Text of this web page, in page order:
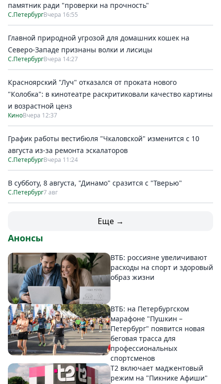
памятник ради "проверки на прочность"
С.ПетербургВчера 16:55
Главной природной угрозой для домашних кошек на
Северо-Западе признаны волки и лисицы
С.ПетербургВчера 14:27
Красноярский "Луч" отказался от проката нового
"Колобка": в кинотеатре раскритиковали качество картины
и возрастной ценз
КиноВчера 12:37
График работы вестибюля "Чкаловской" изменится с 10
августа из-за ремонта эскалаторов
С.ПетербургВчера 11:24
В субботу, 8 августа, "Динамо" сразится с "Тверью"
С.Петербург7 авг
Еще →
Анонсы
ВТБ: россияне увеличивают
расходы на спорт и здоровый
образ жизни
ВТБ: на Петербургском
марафоне "Пушкин –
Петербург" появится новая
беговая трасса для
профессиональных
спортсменов
Т2 включает маджентовый
режим на "Пикнике Афиши"